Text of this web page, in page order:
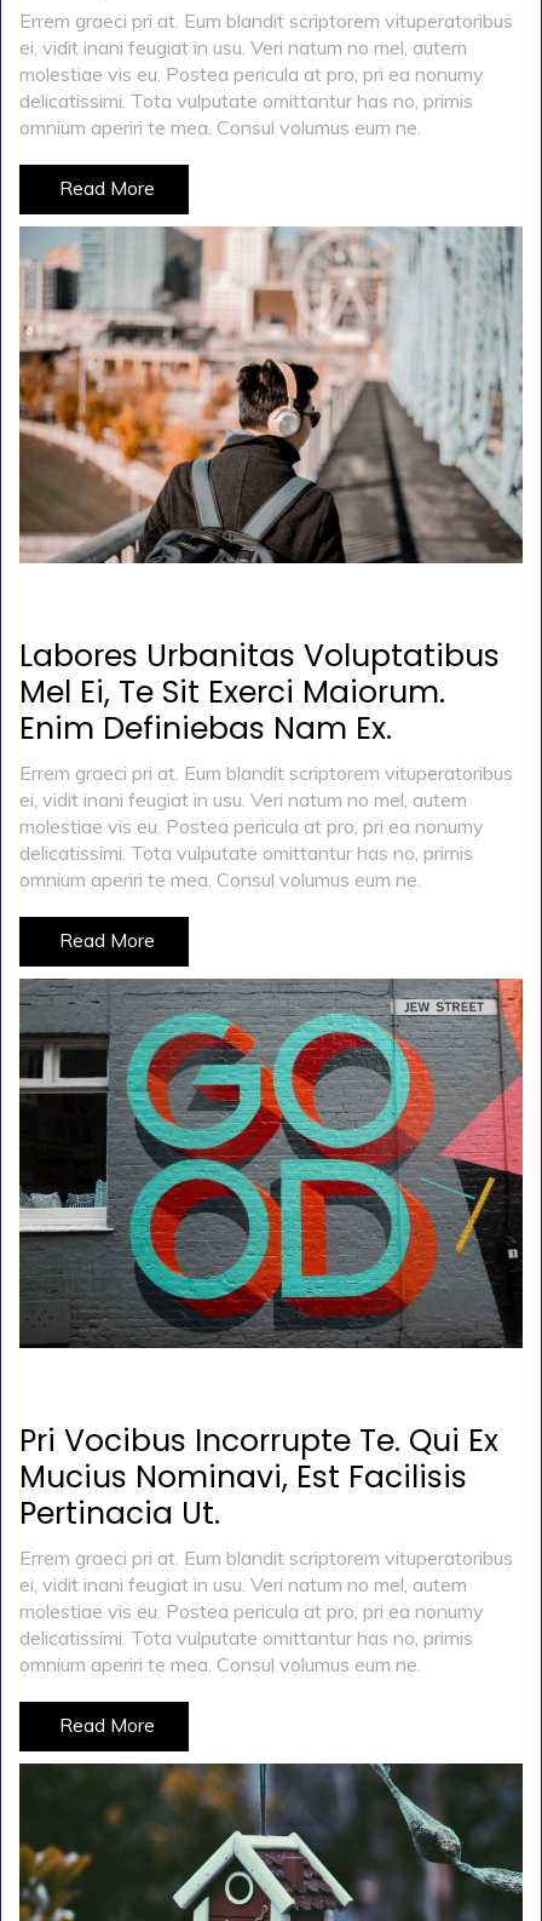
Errem graeci pri at. Eum blandit scriptorem vituperatoribus
ei, vidit inani feugiat in usu. Veri natum no mel, autem
molestiae vis eu. Postea pericula at pro, pri ea nonumy
delicatissimi. Tota vulputate omittantur has no, primis
omnium aperiri te mea. Consul volumus eum ne.
Read More
Labores Urbanitas Voluptatibus
Mel Ei, Te Sit Exerci Maiorum.
Enim Definiebas Nam Ex.
Errem graeci pri at. Eum blandit scriptorem vituperatoribus
ei, vidit inani feugiat in usu. Veri natum no mel, autem
molestiae vis eu. Postea pericula at pro, pri ea nonumy
delicatissimi. Tota vulputate omittantur has no, primis
omnium aperiri te mea. Consul volumus eum ne.
Read More
Pri Vocibus Incorrupte Te. Qui Ex
Mucius Nominavi, Est Facilisis
Pertinacia Ut.
Errem graeci pri at. Eum blandit scriptorem vituperatoribus
ei, vidit inani feugiat in usu. Veri natum no mel, autem
molestiae vis eu. Postea pericula at pro, pri ea nonumy
delicatissimi. Tota vulputate omittantur has no, primis
omnium aperiri te mea. Consul volumus eum ne.
Read More